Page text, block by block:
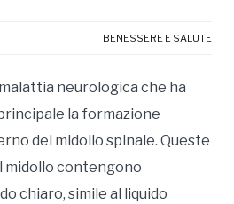
BENESSERE E SALUTE
neurologica che ha
la formazione
del midollo spinale. Queste
midollo contengono
chiaro, simile al liquido